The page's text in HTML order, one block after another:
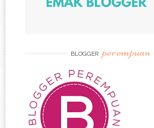
BLOGGER perempuan